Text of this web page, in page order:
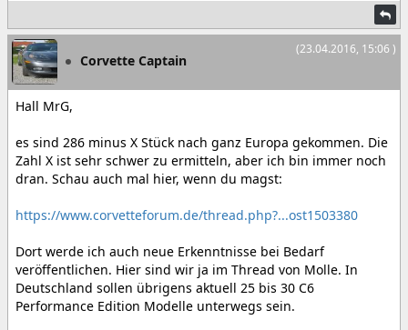
(23.04.2016, 15:06 )
Corvette Captain
Hall MrG,
es sind 286 minus X Stück nach ganz Europa gekommen. Die
Zahl X ist sehr schwer zu ermitteln, aber ich bin immer noch
dran. Schau auch mal hier, wenn du magst:
https://www.corvetteforum.de/thread.php?...ost1503380
Dort werde ich auch neue Erkenntnisse bei Bedarf
veröffentlichen. Hier sind wir ja im Thread von Molle. In
Deutschland sollen übrigens aktuell 25 bis 30 C6
Performance Edition Modelle unterwegs sein.